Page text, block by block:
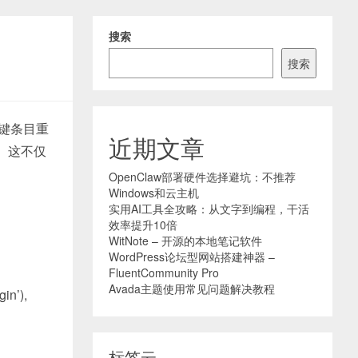
条目重
这不仅
搜索
搜索
近期文章
OpenClaw部署硬件选择避坑：不推荐
Windows和云主机
实用AI工具全攻略：从文字到编程，干活
效率提升10倍
WitNote – 开源的本地笔记软件
WordPress论坛型网站搭建神器 –
FluentCommunity Pro
Avada主题使用常见问题解决教程